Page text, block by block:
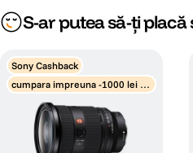
S-ar putea să-ți placă
Sony Cashback
cumpara impreuna -1000 lei di